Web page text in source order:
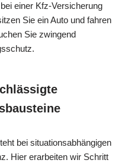
einer Kfz-Versicherung
Sie ein Auto und fahren
Sie zwingend
bei situationsabhängigen
Hier erarbeiten wir Schritt